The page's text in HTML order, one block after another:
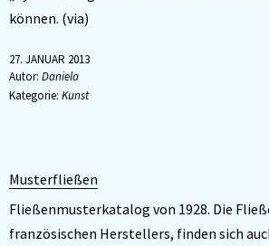
können. (via)
27. JANUAR 2013
Autor: Daniela
Kategorie: Kunst
Musterfließen
Fließenmusterkatalog von 1928. Die
französischen Herstellers, finden sich